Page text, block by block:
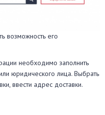
возможность его
необходимо заполнить
юридического лица. Выбрать
ввести адрес доставки.